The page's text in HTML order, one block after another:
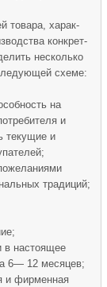
товара, харак­
конкрет­
несколько
схеме:
на
и
текущие и
традиций;
в настоя­щее
6— 12 месяцев;
и фирменная